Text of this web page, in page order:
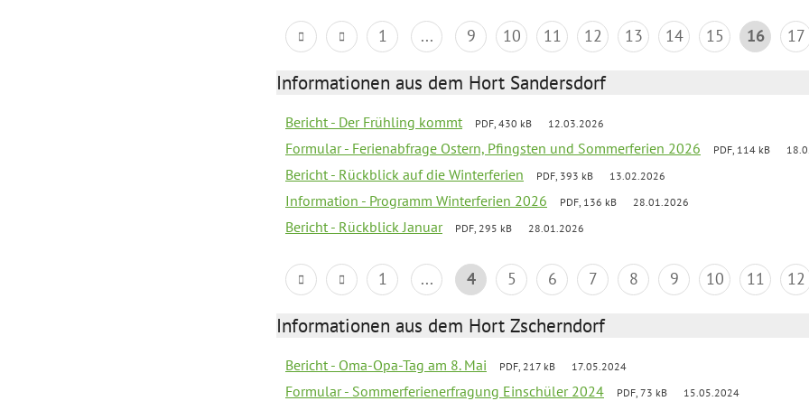
1 ... 9 10 11 12 13 14 15 16 17
Informationen aus dem Hort Sandersdorf
Bericht - Der Frühling kommt PDF, 430 kB 12.03.2026
Formular - Ferienabfrage Ostern, Pfingsten und Sommerferien 2026 PDF, 114 kB
Bericht - Rückblick auf die Winterferien PDF, 393 kB 13.02.2026
Information - Programm Winterferien 2026 PDF, 136 kB 28.01.2026
Bericht - Rückblick Januar PDF, 295 kB 28.01.2026
1 ... 4 5 6 7 8 9 10 11 12
Informationen aus dem Hort Zscherndorf
Bericht - Oma-Opa-Tag am 8. Mai PDF, 217 kB 17.05.2024
Formular - Sommerferienerfragung Einschüler 2024 PDF, 73 kB 15.05.2024